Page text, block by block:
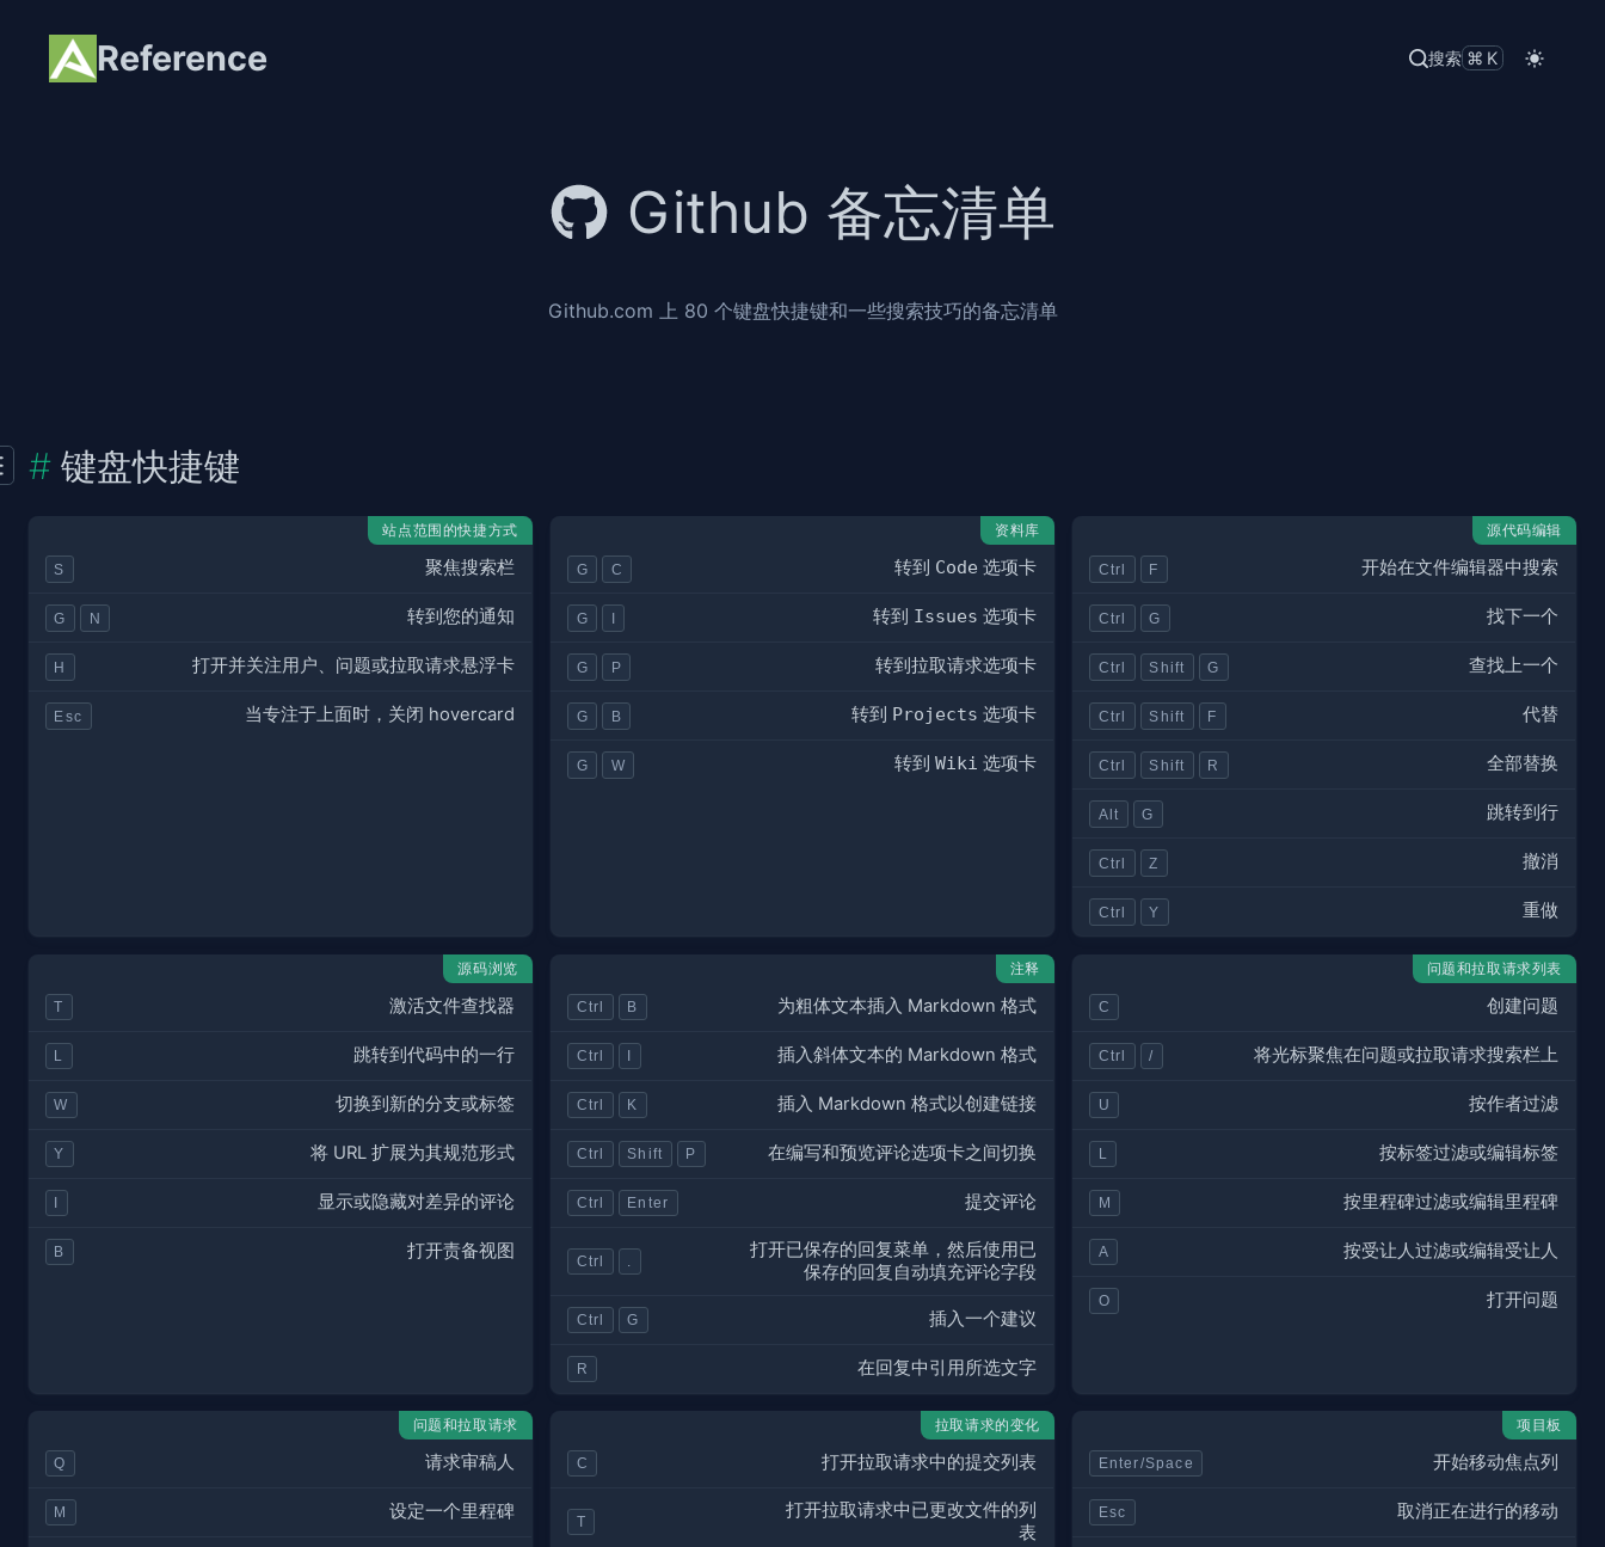
Reference 搜索 ⌘K
Github 备忘清单
Github.com 上 80 个键盘快捷键和一些搜索技巧的备忘清单
键盘快捷键
站点范围的快捷方式
S 聚焦搜索栏
G N 转到您的通知
H 打开并关注用户、问题或拉取请求悬浮卡
Esc 当专注于上面时，关闭 hovercard
资料库
G C 转到 Code 选项卡
G I 转到 Issues 选项卡
G P 转到拉取请求选项卡
G B 转到 Projects 选项卡
G W 转到Wiki 选项卡
源代码编辑
Ctrl F 开始在文件编辑器中搜索
Ctrl G 找下一个
Ctrl Shift G 查找上一个
Ctrl Shift F 代替
Ctrl Shift R 全部替换
Alt G 跳转到行
Ctrl Z 撤消
Ctrl Y 重做
源码浏览
T 激活文件查找器
L 跳转到代码中的一行
W 切换到新的分支或标签
Y 将 URL 扩展为其规范形式
I 显示或隐藏对差异的评论
B 打开责备视图
注释
Ctrl B 为粗体文本插入 Markdown 格式
Ctrl I 插入斜体文本的 Markdown 格式
Ctrl K 插入 Markdown 格式以创建链接
Ctrl Shift P 在编写和预览评论选项卡之间切换
Ctrl Enter 提交评论
Ctrl
打开已保存的回复菜单，然后使用已
保存的回复自动填充评论字段
Ctrl G 插入一个建议
R 在回复中引用所选文字
问题和拉取请求列表
C 创建问题
Ctrl / 将光标聚焦在问题或拉取请求搜索栏上
U 按作者过滤
L 按标签过滤或编辑标签
M 按里程碑过滤或编辑里程碑
A 按受让人过滤或编辑受让人
O 打开问题
问题和拉取请求
Q 请求审稿人
M 设定一个里程碑
拉取请求的变化
C 打开拉取请求中的提交列表
T
打开拉取请求中已更改文件的列
表
项目板
Enter/Space 开始移动焦点列
Esc 取消正在进行的移动